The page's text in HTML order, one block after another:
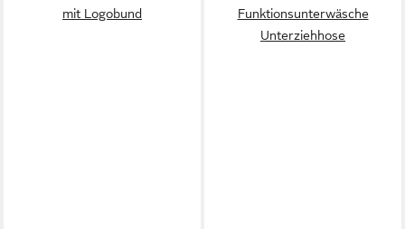
mit Logobund
Funktionsunterwäsche
Unterziehhose